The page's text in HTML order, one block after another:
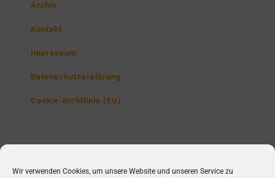
Wir verwenden Cookies, um unsere Website und unseren Service zu
Archiv
Kontakt
Impressum
Datenschutzerklärung
Cookie-Richtlinie (EU)